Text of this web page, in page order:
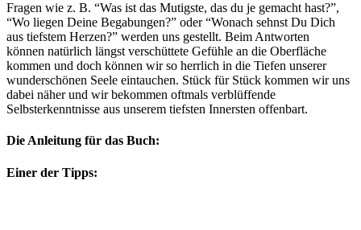
Fragen wie z. B. “Was ist das Mutigste, das du je gemacht hast?”,
“Wo liegen Deine Begabungen?” oder “Wonach sehnst Du Dich
aus tiefstem Herzen?” werden uns gestellt. Beim Antworten
können natürlich längst verschüttete Gefühle an die Oberfläche
kommen und doch können wir so herrlich in die Tiefen unserer
wunderschönen Seele eintauchen. Stück für Stück kommen wir uns
dabei näher und wir bekommen oftmals verblüffende
Selbsterkenntnisse aus unserem tiefsten Innersten offenbart.
Die Anleitung für das Buch:
Einer der Tipps: